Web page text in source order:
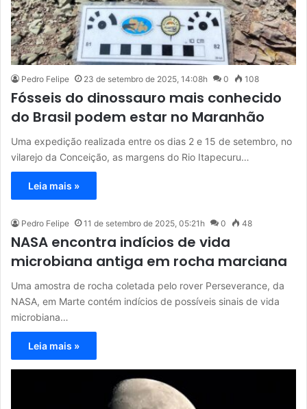
Pedro Felipe 23 de setembro de 2025, 14:08h 0 108
Fósseis do dinossauro mais conhecido
do Brasil podem estar no Maranhão
Uma expedição realizada entre os dias 2 e 15 de setembro, no
vilarejo da Conceição, as margens do Rio Itapecuru…
Leia mais »
Pedro Felipe 11 de setembro de 2025, 05:21h 0 48
NASA encontra indícios de vida
microbiana antiga em rocha marciana
Uma amostra de rocha coletada pelo rover Perseverance, da
NASA, em Marte contém indícios de possíveis sinais de vida
microbiana…
Leia mais »